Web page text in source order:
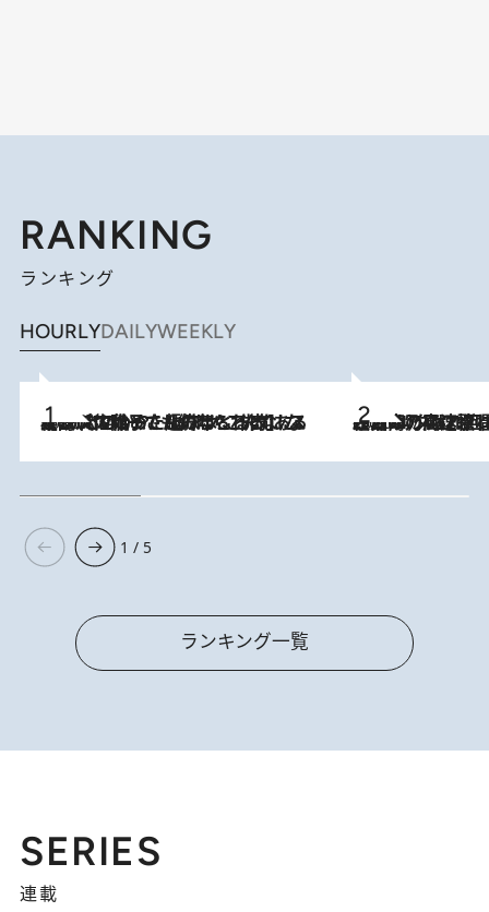
RANKING
ランキング
HOURLYDAILYWEEKLY
2026.8.5
【阿川佐和子さんの年とる力】なぜ70代で始めた趣味は“こんなに楽しい”のか？ ピアノ、俳句…スランプに陥っても続けられる“ある秘訣”とは 2026.8.7
「湘南乃風に憧れて」観客大盛上がりの“タオル回し”に、ラッパー顔負けの高速歌唱まで…さだまさし（74）のアグレッシブすぎる現在地
1 / 5
ランキング一覧
SERIES
連載